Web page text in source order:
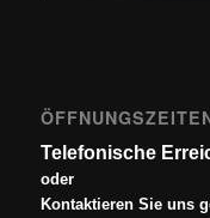
Telefonische
oder
Kontaktieren Sie uns